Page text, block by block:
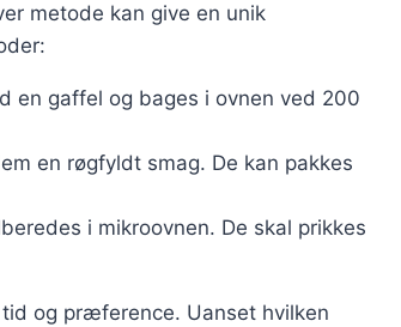
metode kan give en unik
en gaffel og bages i ovnen ved 200
en røgfyldt smag. De kan pakkes
i mikroovnen. De skal prikkes
og præference. Uanset hvilken